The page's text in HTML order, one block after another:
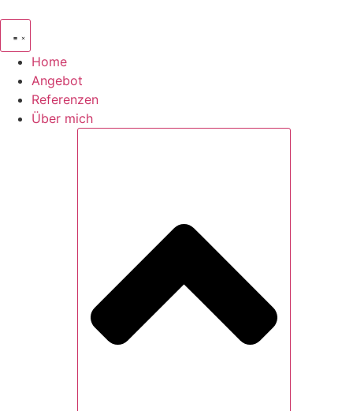
springen
Home
Angebot
Referenzen
Über mich